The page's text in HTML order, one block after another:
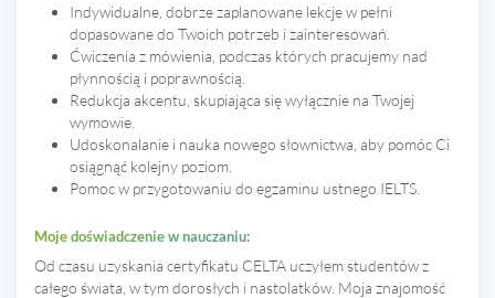
Indywidualne, dobrze zaplanowane lekcje w pełni
dopasowane do Twoich potrzeb i zainteresowań.
Ćwiczenia z mówienia, podczas których pracujemy nad
płynnością i poprawnością.
Redukcja akcentu, skupiająca się wyłącznie na Twojej
wymowie.
Udoskonalanie i nauka nowego słownictwa, aby pomóc Ci
osiągnąć kolejny poziom.
Pomoc w przygotowaniu do egzaminu ustnego IELTS.
Moje doświadczenie w nauczaniu:
Od czasu uzyskania certyfikatu CELTA uczyłem studentów z
całego świata, w tym dorosłych i nastolatków. Moja znajomość